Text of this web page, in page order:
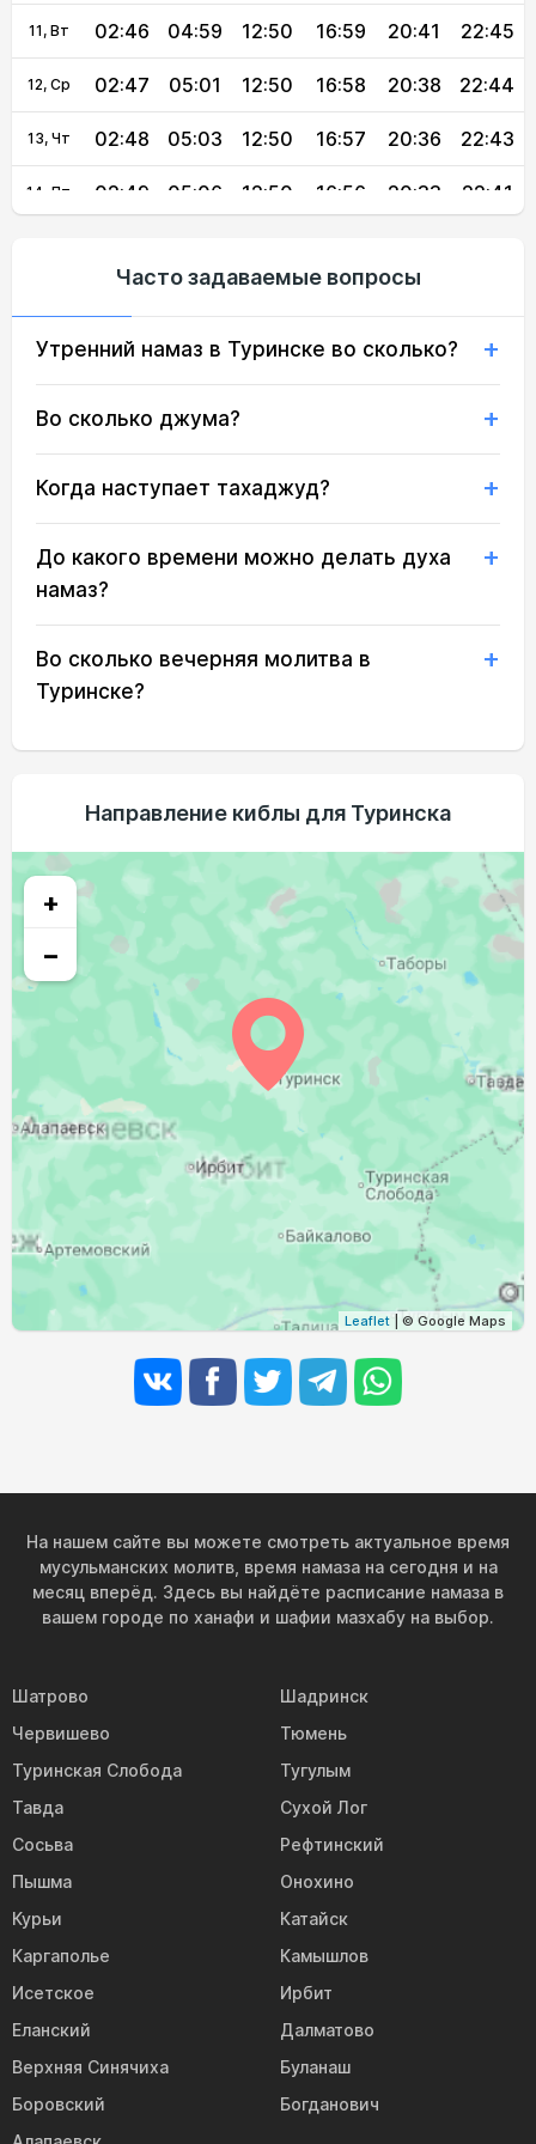
11, Вт 02:46 04:59 12:50 16:59 20:41 22:45
12, Ср 02:47 05:01 12:50 16:58 20:38 22:44
13, Чт 02:48 05:03 12:50 16:57 20:36 22:43
14, Пт 02:49 05:06 12:50 16:56 20:33 22:41
17, Пн 02:52 05:12 12:49 16:52 20:25 22:37
18, Вт 02:53 05:14 22:36
02:53 05:16 12:49 16:49 20:20 22:34
21, Пт 02:55 05:21 12:48 16:46 20:15 22:31
22, Сб 02:56 05:23 12:48 16:44 20:12 22:30
02:57 05:25
03:09 12:47 16:37 19:59 22:11
05:36 12:46 16:35 22:06
05:38 12:46 16:33 19:53
05:40 12:46 21:58
31, Пн 03:24 12:46 21:54
Часто задаваемые вопросы
Утренний намаз в Туринске во сколько?
Во сколько джума?
Когда наступает тахаджуд?
До какого времени можно делать духа
намаз?
Во сколько вечерняя молитва в
Туринске?
Направление киблы для Туринска
+
−
Leaflet | © Google Maps
На нашем сайте вы можете смотреть актуальное время
мусульманских молитв, время намаза на сегодня и на
месяц вперёд. Здесь вы найдёте расписание намаза в
вашем городе по ханафи и шафии мазхабу на выбор.
Шатрово
Шадринск
Червишево
Тюмень
Туринская Слобода
Тугулым
Тавда
Сухой Лог
Сосьва
Рефтинский
Пышма
Онохино
Курьи
Катайск
Каргаполье
Камышлов
Исетское
Ирбит
Еланский
Далматово
Верхняя Синячиха
Буланаш
Боровский
Богданович